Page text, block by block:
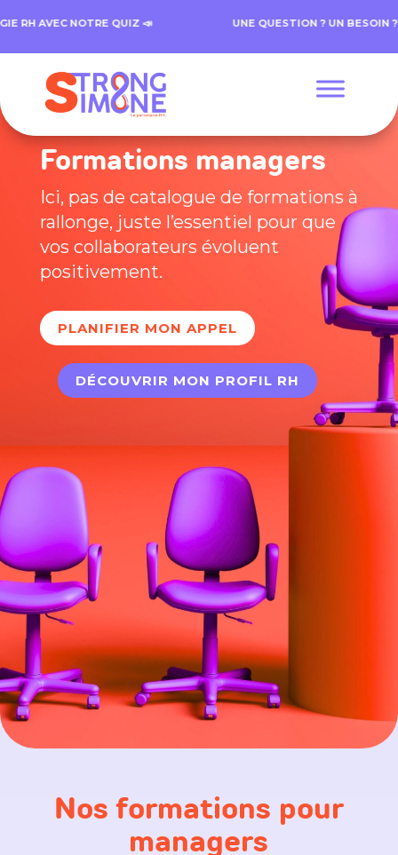
AVEC NOTRE QUIZ 📣 UNE QUESTION ? UN BESOIN ?
Formations managers
Ici, pas de catalogue de formations à
rallonge, juste l’essentiel pour que
vos collaborateurs évoluent
positivement.
PLANIFIER MON APPEL
DÉCOUVRIR MON PROFIL RH
Nos formations pour
managers